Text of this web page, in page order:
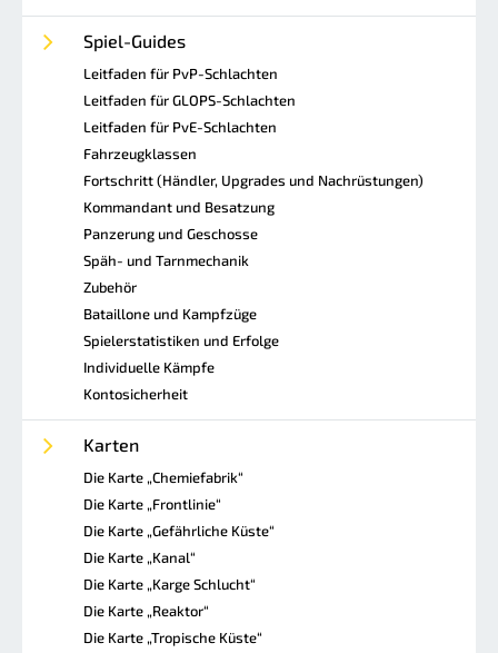
Spiel-Guides
Leitfaden für PvP-Schlachten
Leitfaden für GLOPS-Schlachten
Leitfaden für PvE-Schlachten
Fahrzeugklassen
Fortschritt (Händler, Upgrades und Nachrüstungen)
Kommandant und Besatzung
Panzerung und Geschosse
Späh- und Tarnmechanik
Zubehör
Bataillone und Kampfzüge
Spielerstatistiken und Erfolge
Individuelle Kämpfe
Kontosicherheit
Karten
Die Karte „Chemiefabrik“
Die Karte „Frontlinie“
Die Karte „Gefährliche Küste“
Die Karte „Kanal“
Die Karte „Karge Schlucht“
Die Karte „Reaktor“
Die Karte „Tropische Küste“